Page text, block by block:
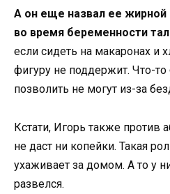
А он еще назвал ее жирной
во время беременности
если сидеть на макаронах и
фигуру не поддержит. Что-
позволить не могут из-за
Кстати, Игорь также против
не даст ни копейки. Такая
ухаживает за домом. А то у
развелся.